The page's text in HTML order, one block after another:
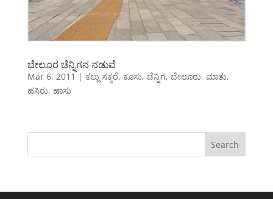
ಬೇಲೂರ ಚೆನ್ನಿಗನ ನಡುವೆ
Mar 6, 2011 | ಕಲ್ಲು ಸಕ್ಕರೆ, ಕೂಸು, ಚೆನ್ನಿಗ, ಬೇಲೂರು, ಮಾತು,
ಹಸಿರು, ಹಾಸು